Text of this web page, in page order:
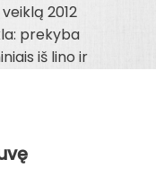
2012
prekyba
iš lino ir